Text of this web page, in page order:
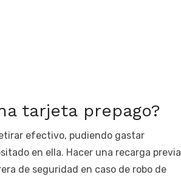
tarjeta prepago?
efectivo, pudiendo gastar
en ella. Hacer una recarga previa
de seguridad en caso de robo de